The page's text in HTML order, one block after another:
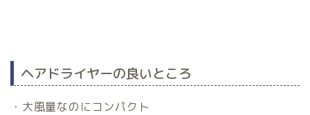
ヘアドライヤーの良いところ
・大風量なのにコンパクト